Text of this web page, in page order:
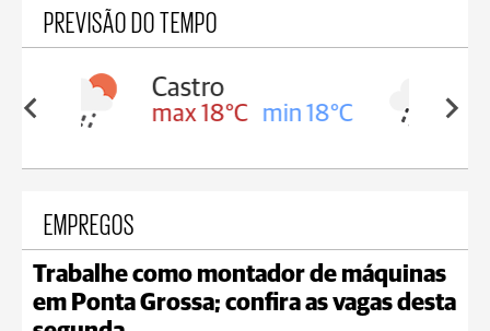
PREVISÃO DO TEMPO
18°C
Carambeí
max 18°C min 17°C
EMPREGOS
Trabalhe como montador de máquinas
em Ponta Grossa; confira as vagas desta